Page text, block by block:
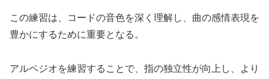
この練習は、コードの音色を深く理解し、曲の感情表現を
豊かにするために重要となる。
アルペジオを練習することで、指の独立性が向上し、より